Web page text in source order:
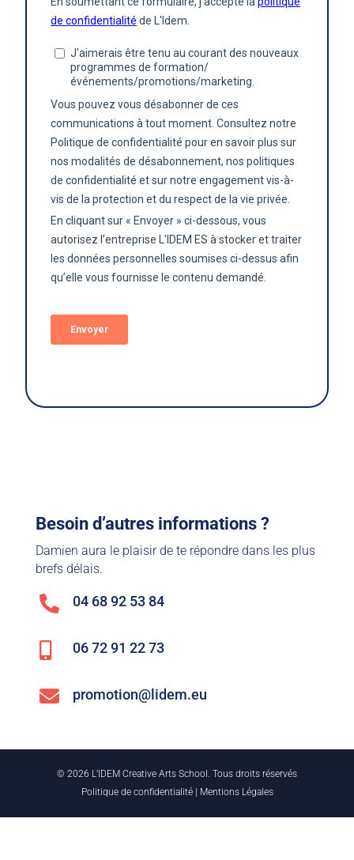
Besoin d’autres informations ?
Damien aura le plaisir de te répondre dans les plus
brefs délais.
 04 68 92 53 84
06 72 91 22 73
 promotion@lidem.eu
© 2026 L’IDEM Creative Arts School. Tous droits réservés
Politique de confidentialité| Mentions Légales